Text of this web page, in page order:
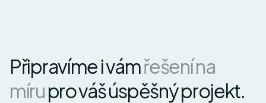
Připravíme i vámřešení na
mírupro váš úspěšný projekt.